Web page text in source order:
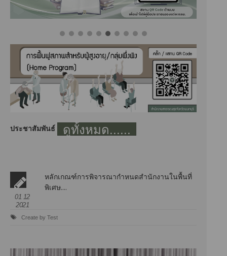
ประชาสัมพันธ์ ดูทั้งหมด......
01 12
2021
หลักเกณฑ์การพิจารณากำหนดสำนักงานในพื้นที่
พิเศษ....
Create by Test